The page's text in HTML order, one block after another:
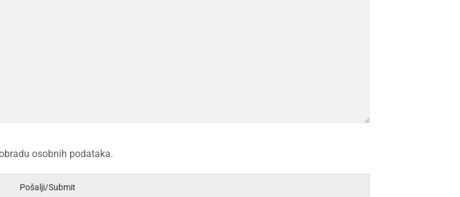
osobnih podataka.
Pošalji/Submit